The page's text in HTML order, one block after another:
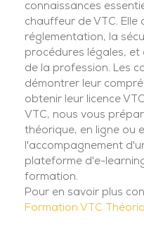
connaissances
chauffeur de VTC. Elle
réglementation, la
procédures légales,
de la profession. Les
démontrer leur
obtenir leur licence
VTC, nous vous
théorique, en ligne ou
l'accompagnement
plateforme d'e-
formation.
Pour en savoir plus
Formation VTC